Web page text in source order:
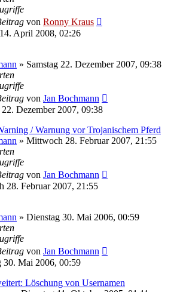
von Ronny Kraus
April 2008, 02:26
» Samstag 22. Dezember 2007, 09:38
von Jan Bochmann
22. Dezember 2007, 09:38
/ Warnung vor Trojanischem Pferd
» Mittwoch 28. Februar 2007, 21:55
von Jan Bochmann
28. Februar 2007, 21:55
» Dienstag 30. Mai 2006, 00:59
von Jan Bochmann
30. Mai 2006, 00:59
Löschung von Usernamen